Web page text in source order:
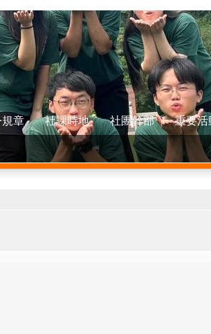
章 社課時地 社團幹部 重要活